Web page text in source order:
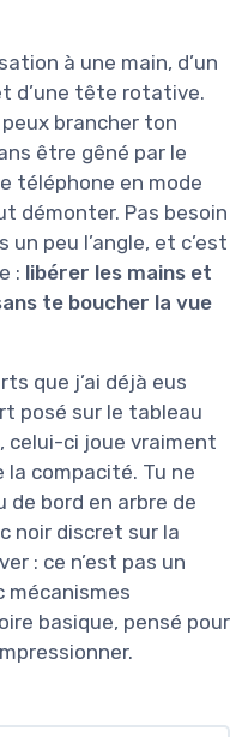
à une main, d’un
d’une tête rotative.
brancher ton
être gêné par le
téléphone en mode
démonter. Pas besoin
peu l’angle, et c’est
: libérer les mains et
te boucher la vue
que j’ai déjà eus
posé sur le tableau
celui-ci joue vraiment
compacité. Tu ne
bord en arbre de
noir discret sur la
: ce n’est pas un
mécanismes
basique, pensé pour